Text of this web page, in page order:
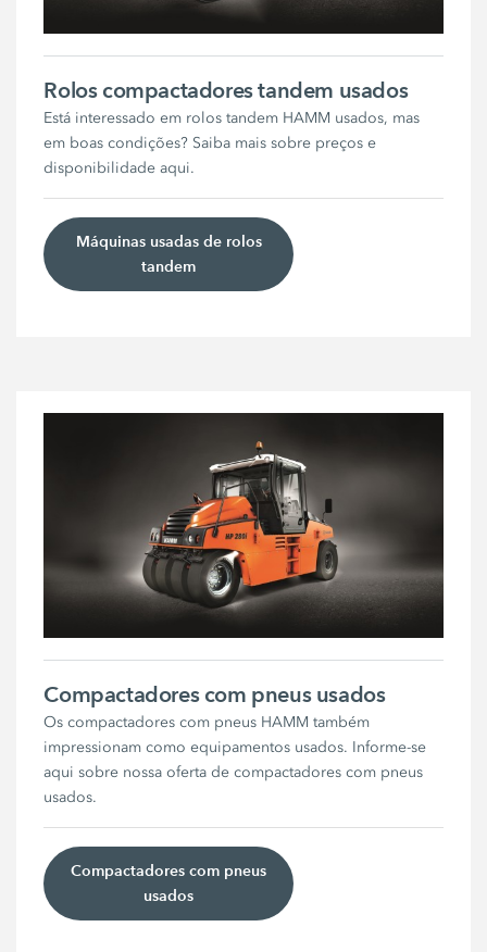
Rolos compactadores tandem usados
Está interessado em rolos tandem HAMM usados, mas
em boas condições? Saiba mais sobre preços e
disponibilidade aqui.
Máquinas usadas de rolos
tandem
Compactadores com pneus usados
Os compactadores com pneus HAMM também
impressionam como equipamentos usados. Informe-se
aqui sobre nossa oferta de compactadores com pneus
usados.
Compactadores com pneus
usados